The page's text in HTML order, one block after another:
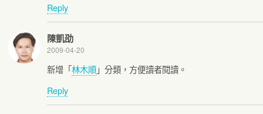
Reply
陳凱劭
2009-04-20
新增「林木順」分類，方便讀者閱讀。
Reply